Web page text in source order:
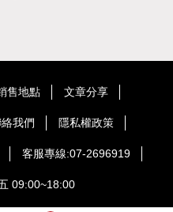
售地點 文章分享
我們 隱私權政策
客服專線:07-2696919
09:00~18:00